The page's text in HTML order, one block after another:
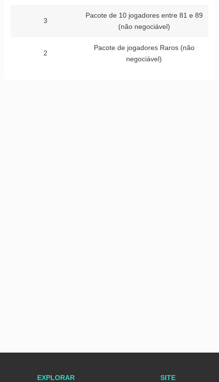
3
Pacote de 10 jogadores entre 81 e 89
(não negociável)
2
Pacote de jogadores Raros (não
negociável)
EXPLORAR SITE